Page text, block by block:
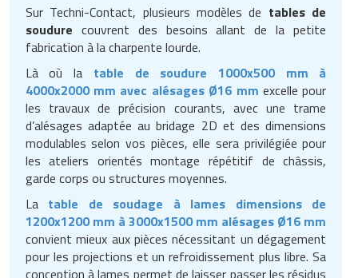
Sur Techni-Contact, plusieurs modèles de tables de
soudure couvrent des besoins allant de la petite
fabrication à la charpente lourde.
Là où la table de soudure 1000x500 mm à
4000x2000 mm avec alésages Ø16 mm excelle pour
les travaux de précision courants, avec une trame
d’alésages adaptée au bridage 2D et des dimensions
modulables selon vos pièces, elle sera privilégiée pour
les ateliers orientés montage répétitif de châssis,
garde corps ou structures moyennes.
La table de soudage à lames dimensions de
1200x1200 mm à 3000x1500 mm alésages Ø16 mm
convient mieux aux pièces nécessitant un dégagement
pour les projections et un refroidissement plus libre. Sa